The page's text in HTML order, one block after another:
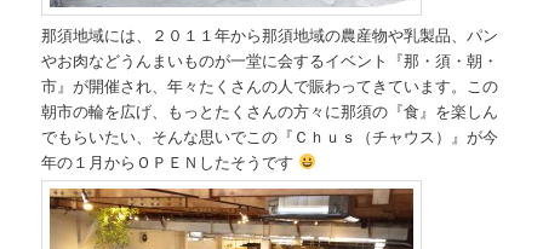
那須地域には、２０１１年から那須地域の農産物や乳製品、パン
やお肉などうんまいものが一堂に会するイベント『那・須・朝・
市』が開催され、年々たくさんの人で賑わってきています。この
朝市の輪を広げ、もっとたくさんの方々に那須の『食』を楽しん
でもらいたい、そんな思いでこの『Ｃｈｕｓ（チャウス）』が今
年の１月からＯＰＥＮしたそうです